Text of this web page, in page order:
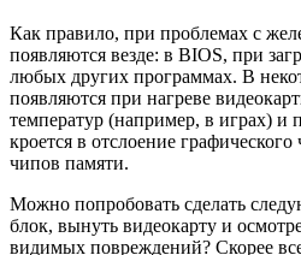
Как правило, при проблемах с
появляются везде: в BIOS, при
любых других программах. В
появляются при нагреве
температур (например, в играх) и
кроется в отслоение
чипов памяти.
Можно попробовать сделать
блок, вынуть видеокарту и
видимых повреждений? Скорее